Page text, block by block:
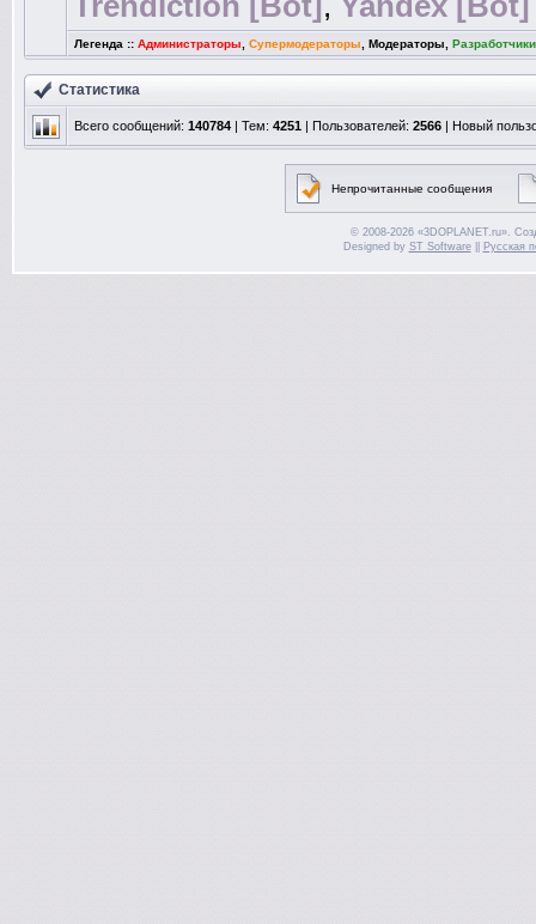
Легенда :: Администраторы Супермодераторы Модераторы Разработчики
Статистика
Всего сообщений: 140784 | Тем: 4251 | Пользователей: 2566 | Новый
Непрочитанные сообщения
© 2008-2026 «3DOPLANET.ru».
Designed by ST Software|| Русская